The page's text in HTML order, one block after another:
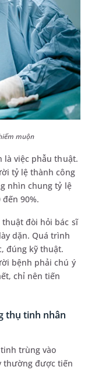
muộn
là việc phẫu thuật.
tỷ lệ thành công
nhìn chung tỷ lệ
90%.
đòi hỏi bác sĩ
dặn. Quá trình
đúng kỹ thuật.
bệnh phải chú ý
chỉ nên tiến
thụ tinh nhân
trùng vào
thường được tiến